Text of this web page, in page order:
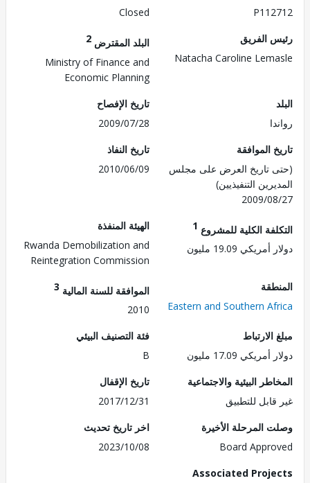
الفريق
Natacha Caroline
البلد المقترض
Ministry of Finance and
Economic Planning
تاريخ الإفصاح
2009/07/28
الموافقة
تاريخ العرض على مجلس
التنفيذيين)
2009/
تاريخ النفاذ
2010/06/09
الكلية للمشروع1
19.09 مليون
الهيئة المنفذة
Rwanda Demobilization and
Reintegration Commission
Eastern and Southern
الموافقة للسنة المالية3
2010
17.09 مليون
فئة التصنيف البيئي
البيئية والاجتماعية
للتطبيق
تاريخ الإقفال
2017/12/31
المرحلة الأخيرة
Board
اخر تاريخ تحديث
2023/10/08
Associated